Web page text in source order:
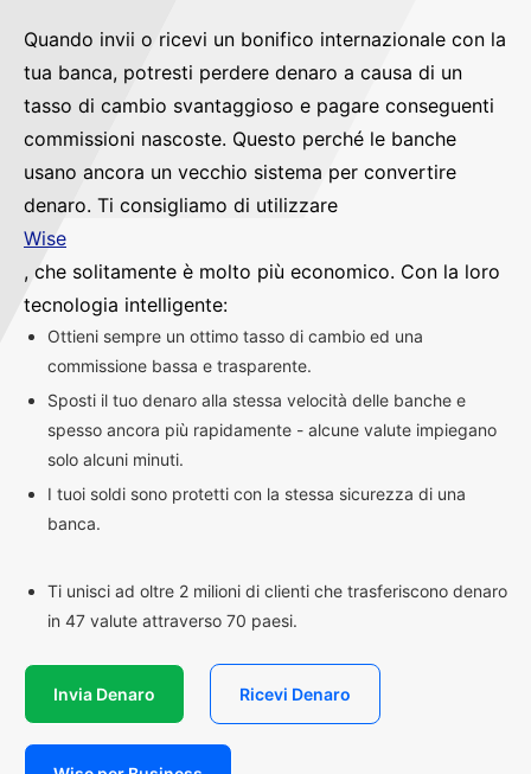
Quando invii o ricevi un bonifico internazionale con la
tua banca, potresti perdere denaro a causa di un
tasso di cambio svantaggioso e pagare conseguenti
commissioni nascoste. Questo perché le banche
usano ancora un vecchio sistema per convertire
denaro. Ti consigliamo di utilizzare
Wise
, che solitamente è molto più economico. Con la loro
tecnologia intelligente:
Ottieni sempre un ottimo tasso di cambio ed una
commissione bassa e trasparente.
Sposti il tuo denaro alla stessa velocità delle banche e
spesso ancora più rapidamente - alcune valute impiegano
solo alcuni minuti.
I tuoi soldi sono protetti con la stessa sicurezza di una
banca.
Ti unisci ad oltre 2 milioni di clienti che trasferiscono denaro
in 47 valute attraverso 70 paesi.
Invia Denaro Ricevi Denaro